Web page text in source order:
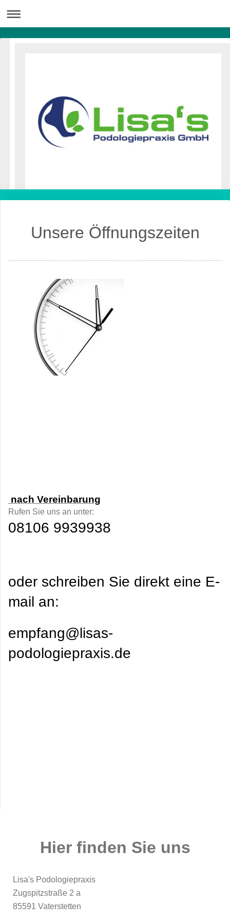
Unsere Öffnungszeiten
nach Vereinbarung
Rufen Sie uns an unter:
08106 9939938
oder schreiben Sie direkt eine E-
mail an:
empfang@lisas-
podologiepraxis.de
Hier finden Sie uns
Lisa's Podologiepraxis
Zugspitzstraße 2 a
85591 Vaterstetten